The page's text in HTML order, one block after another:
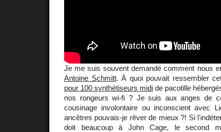
Je me suis souvent demandé comment nous
Antoine Schmitt. À quoi pouvait ressembler
pour 100 synthétiseurs midi de pacotille
nos rongeurs wi-fi ? Je suis aux anges de
cousinage involontaire ou inconscient avec
ancêtres pouvais-je rêver de mieux ?! Si
doit beaucoup à John Cage, le second